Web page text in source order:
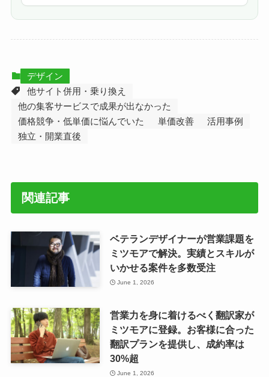
デザイン
他サイト併用・乗り換え
他の集客サービスで成果が出なかった
価格競争・低単価に悩んでいた
単価改善
活用事例
独立・開業直後
関連記事
ベテランデザイナーが営業課題を
ミツモアで解決。実績とスキルが
いかせる案件を多数受注
June 1, 2026
営業力を身に着けるべく翻訳家が
ミツモアに登録。お客様に合った
翻訳プランを提供し、成約率は
30%超
June 1, 2026